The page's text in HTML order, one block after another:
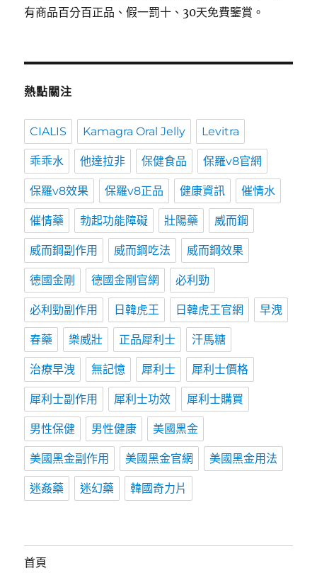
有商品百分百正品、假一罰十、30天免費鑒賞。
熱點關注
CIALIS Kamagra Oral Jelly Levitra
乖乖水 他達拉非 保健食品 保羅v8官網
保羅v8效果 保羅v8正品 健康資訊 催情水
催情藥 勃起功能障礙 壯陽藥 威而鋼
威而鋼副作用 威而鋼吃法 威而鋼效果
德國金剛 德國金剛官網 必利勁
必利勁副作用 日韓虎王 日韓虎王官網 早洩
春藥 樂威壯 正品犀利士 汗馬糖
治療早洩 無記憶 犀利士 犀利士價格
犀利士副作用 犀利士功效 犀利士購買
男性保健 男性健康 美國黑金
美國黑金副作用 美國黑金官網 美國黑金用法
迷姦藥 迷幻藥 韓國奇力片
首頁